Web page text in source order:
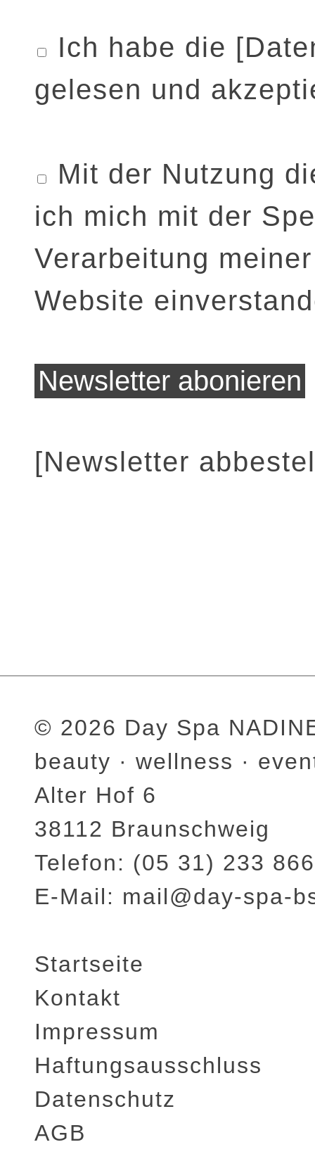
Ich habe die
gelesen und
Mit der Nutzung
ich mich mit der
Verarbeitung
Website
[Newsletter
© 2026 Day Spa
beauty · wellness ·
Alter Hof 6
38112 Braunschweig
Telefon: (05 31) 233
E-Mail: mail@day-spa-
Startseite
Kontakt
Impressum
Haftungsausschluss
Datenschutz
AGB